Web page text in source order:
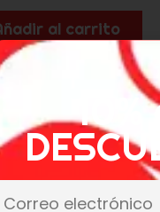
al carrito
10%